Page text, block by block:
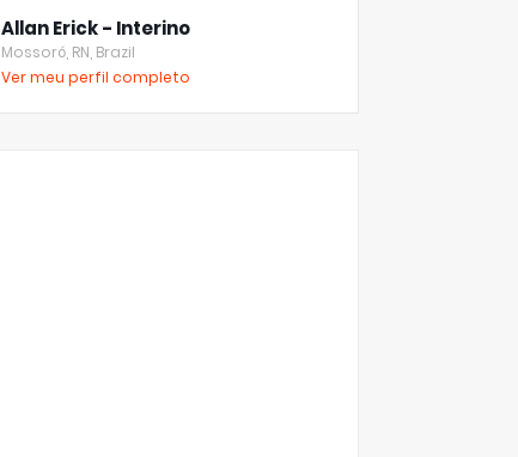
Allan Erick - Interino
Mossoró, RN, Brazil
Ver meu perfil completo